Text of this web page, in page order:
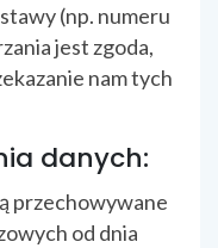
(np. numeru
jest zgoda,
nam tych
danych:
przechowywane
od dnia